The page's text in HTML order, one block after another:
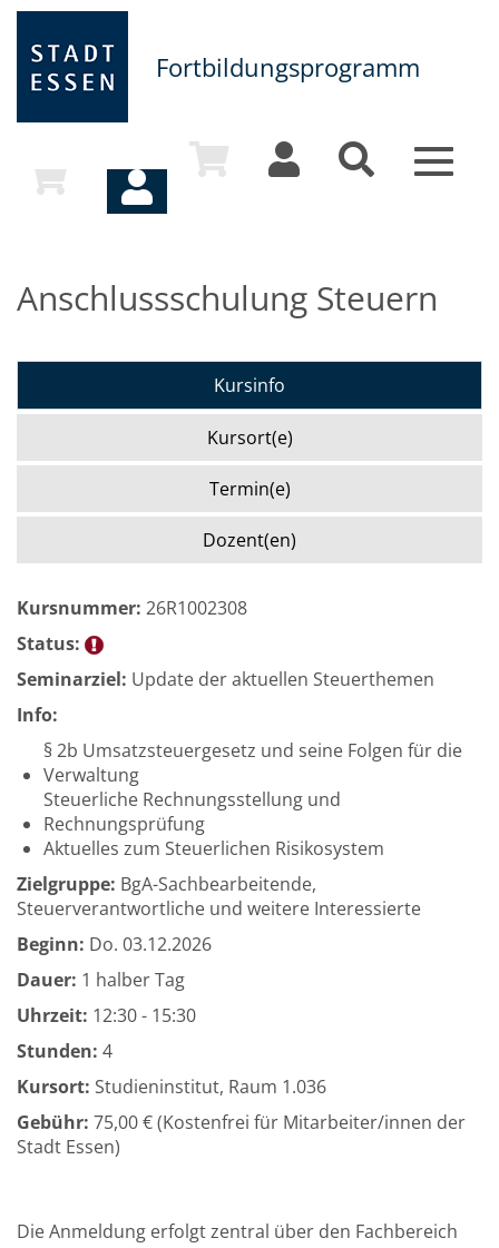
Fortbildungsprogramm
Toggle
Anschlussschulung Steuern
Kursinfo
Kursort(e)
Termin(e)
Dozent(en)
Kursnummer: 26R1002308
Status:
Seminarziel: Update der aktuellen Steuerthemen
Info:
§ 2b Umsatzsteuergesetz und seine Folgen für die
Verwaltung
Steuerliche Rechnungsstellung und
Rechnungsprüfung
Aktuelles zum Steuerlichen Risikosystem
Zielgruppe: BgA-Sachbearbeitende,
Steuerverantwortliche und weitere Interessierte
Beginn: Do. 03.12.2026
Dauer: 1 halber Tag
Uhrzeit: 12:30 - 15:30
Stunden: 4
Kursort: Studieninstitut, Raum 1.036
Gebühr: 75,00 € (Kostenfrei für Mitarbeiter/innen der
Stadt Essen)
Die Anmeldung erfolgt zentral über den Fachbereich